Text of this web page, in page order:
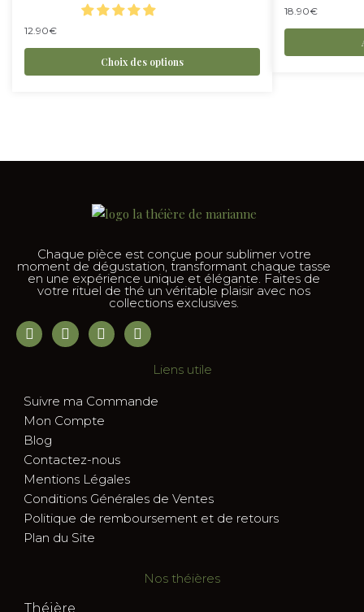
12.90€
Choix des options
18.90€
Chaque pièce est conçue pour sublimer votre
moment de dégustation, transformant chaque tasse
en une expérience unique et élégante. Faites de
votre rituel de thé un véritable plaisir avec nos
collections exclusives.
Liens utile
Suivre ma Commande
Mon Compte
Blog
Contactez-nous
Mentions Légales
Conditions Générales de Ventes
Politique de remboursement et de retours
Plan du Site
Nos théières
Théière